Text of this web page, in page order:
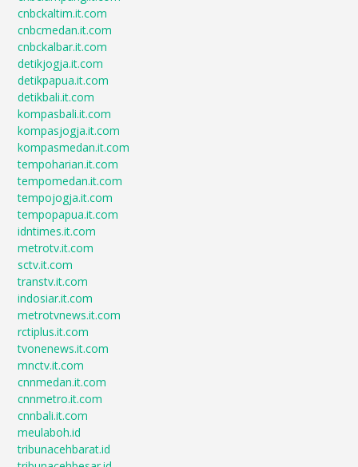
cnbckaltim.it.com
cnbcmedan.it.com
cnbckalbar.it.com
detikjogja.it.com
detikpapua.it.com
detikbali.it.com
kompasbali.it.com
kompasjogja.it.com
kompasmedan.it.com
tempoharian.it.com
tempomedan.it.com
tempojogja.it.com
tempopapua.it.com
idntimes.it.com
metrotv.it.com
sctv.it.com
transtv.it.com
indosiar.it.com
metrotvnews.it.com
rctiplus.it.com
tvonenews.it.com
mnctv.it.com
cnnmedan.it.com
cnnmetro.it.com
cnnbali.it.com
meulaboh.id
tribunacehbarat.id